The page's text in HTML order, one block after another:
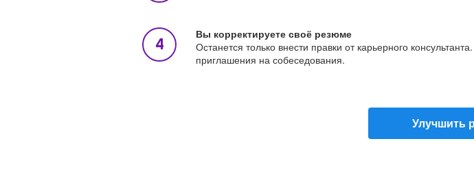
Вы корректируете своё резюме
Останется только внести правки от карьерного
приглашения на собеседования.
Улучшить